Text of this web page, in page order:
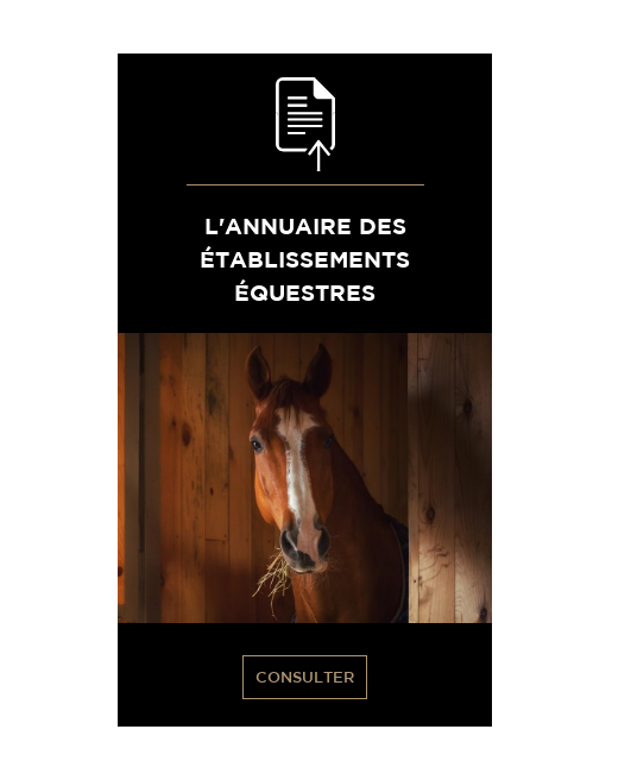
L'ANNUAIRE DES
ÉTABLISSEMENTS
ÉQUESTRES
CONSULTER